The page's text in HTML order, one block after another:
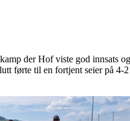
der Hof viste god innsats og
førte til en fortjent seier på 4-2